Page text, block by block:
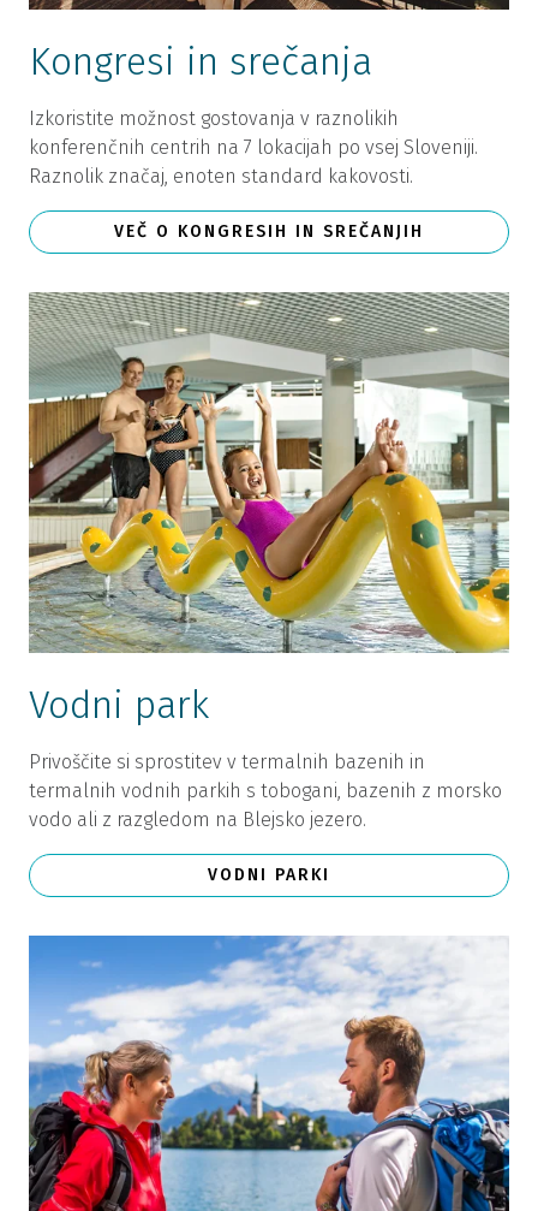
Kongresi in srečanja
Izkoristite možnost gostovanja v raznolikih
konferenčnih centrih na 7 lokacijah po vsej Sloveniji.
Raznolik značaj, enoten standard kakovosti.
VEČ O KONGRESIH IN SREČANJIH
Vodni park
Privoščite si sprostitev v termalnih bazenih in
termalnih vodnih parkih s tobogani, bazenih z morsko
vodo ali z razgledom na Blejsko jezero.
VODNI PARKI